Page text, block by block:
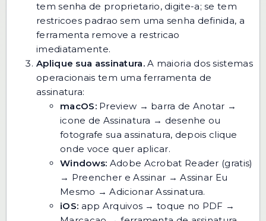
tem senha de proprietario, digite-a; se tem
restricoes padrao sem uma senha definida, a
ferramenta remove a restricao
imediatamente.
Aplique sua assinatura.A maioria dos sistemas
operacionais tem uma ferramenta de
assinatura:
macOS:Preview → barra de Anotar →
icone de Assinatura → desenhe ou
fotografe sua assinatura, depois clique
onde voce quer aplicar.
Windows: Adobe Acrobat Reader (gratis)
→ Preencher e Assinar → Assinar Eu
Mesmo → Adicionar Assinatura.
iOS: app Arquivos → toque no PDF →